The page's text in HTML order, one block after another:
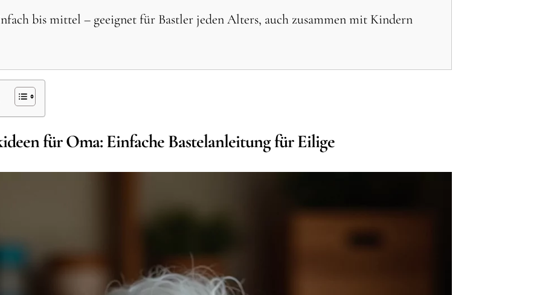
bis mittel – geeignet für Bastler jeden Alters, auch zusammen mit Kindern
für Oma: Einfache Bastelanleitung für Eilige